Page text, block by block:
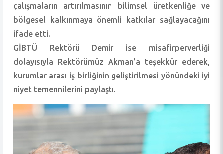
çalışmaların artırılmasının bilimsel üretkenliğe ve
bölgesel kalkınmaya önemli katkılar sağlayacağını
ifade etti.
GİBTÜ Rektörü Demir ise misafirperverliği
dolayısıyla Rektörümüz Akman’a teşekkür ederek,
kurumlar arası iş birliğinin geliştirilmesi yönündeki iyi
niyet temennilerini paylaştı.